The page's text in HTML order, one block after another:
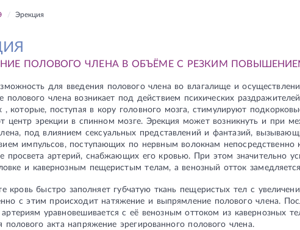
Эрекция
ПОЛОВОГО ЧЛЕНА В ОБЪЁМЕ С РЕЗКИМ
для введения полового члена во влагалище и
полового члена возникает под действием психических
, которые, поступая в кору головного мозга, стимулируют
центр эрекции в спинном мозге. Эрекция может возникнуть и при
под влиянием сексуальных представлений и фантазий,
импульсов, поступающих по нервным волокнам непосредственно
просвета артерий, снабжающих его кровью. При этом значительно
и кавернозным пещеристым телам, а венозный отток
кровь быстро заполняет губчатую ткань пещеристых тел с
с этим происходит натяжение и выпрямление полового члена.
уравновешивается с её венозным оттоком из кавернозных
полового акта напряжение эрегированного полового члена.